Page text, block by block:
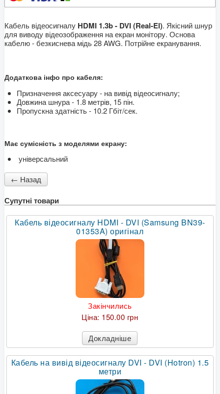
Кабель відеосигналу HDMI 1.3b - DVI (Real-El). Якісний шнур
для виводу відеозображення на екран монітору. Основа
кабелю - безкиснева мідь 28 AWG. Потрійне екранування.
Додаткова інфо про кабеля:
Призначення аксесуару - на вивід відеосигналу;
Довжина шнура - 1.8 метрів, 15 пін.
Пропускна здатність - 10.2 Гбіт/сек.
Має сумісність з моделями екрану:
універсальний
Супутні товари
Кабель відеосигналу HDMI - DVI (Samsung BN39-
01353A) оригінал
Закінчились
Ціна: 150.00 грн
Докладніше
Кабель на вивід відеосигналу DVI - DVI (Hotron) 1.5
метри